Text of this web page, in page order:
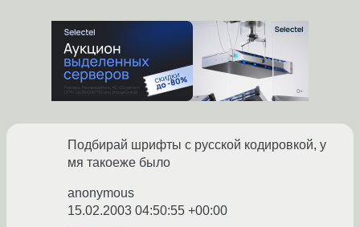
Подбирай шрифты с русской кодировкой, у
мя такоеже было
anonymous
15.02.2003 04:50:55 +00:00